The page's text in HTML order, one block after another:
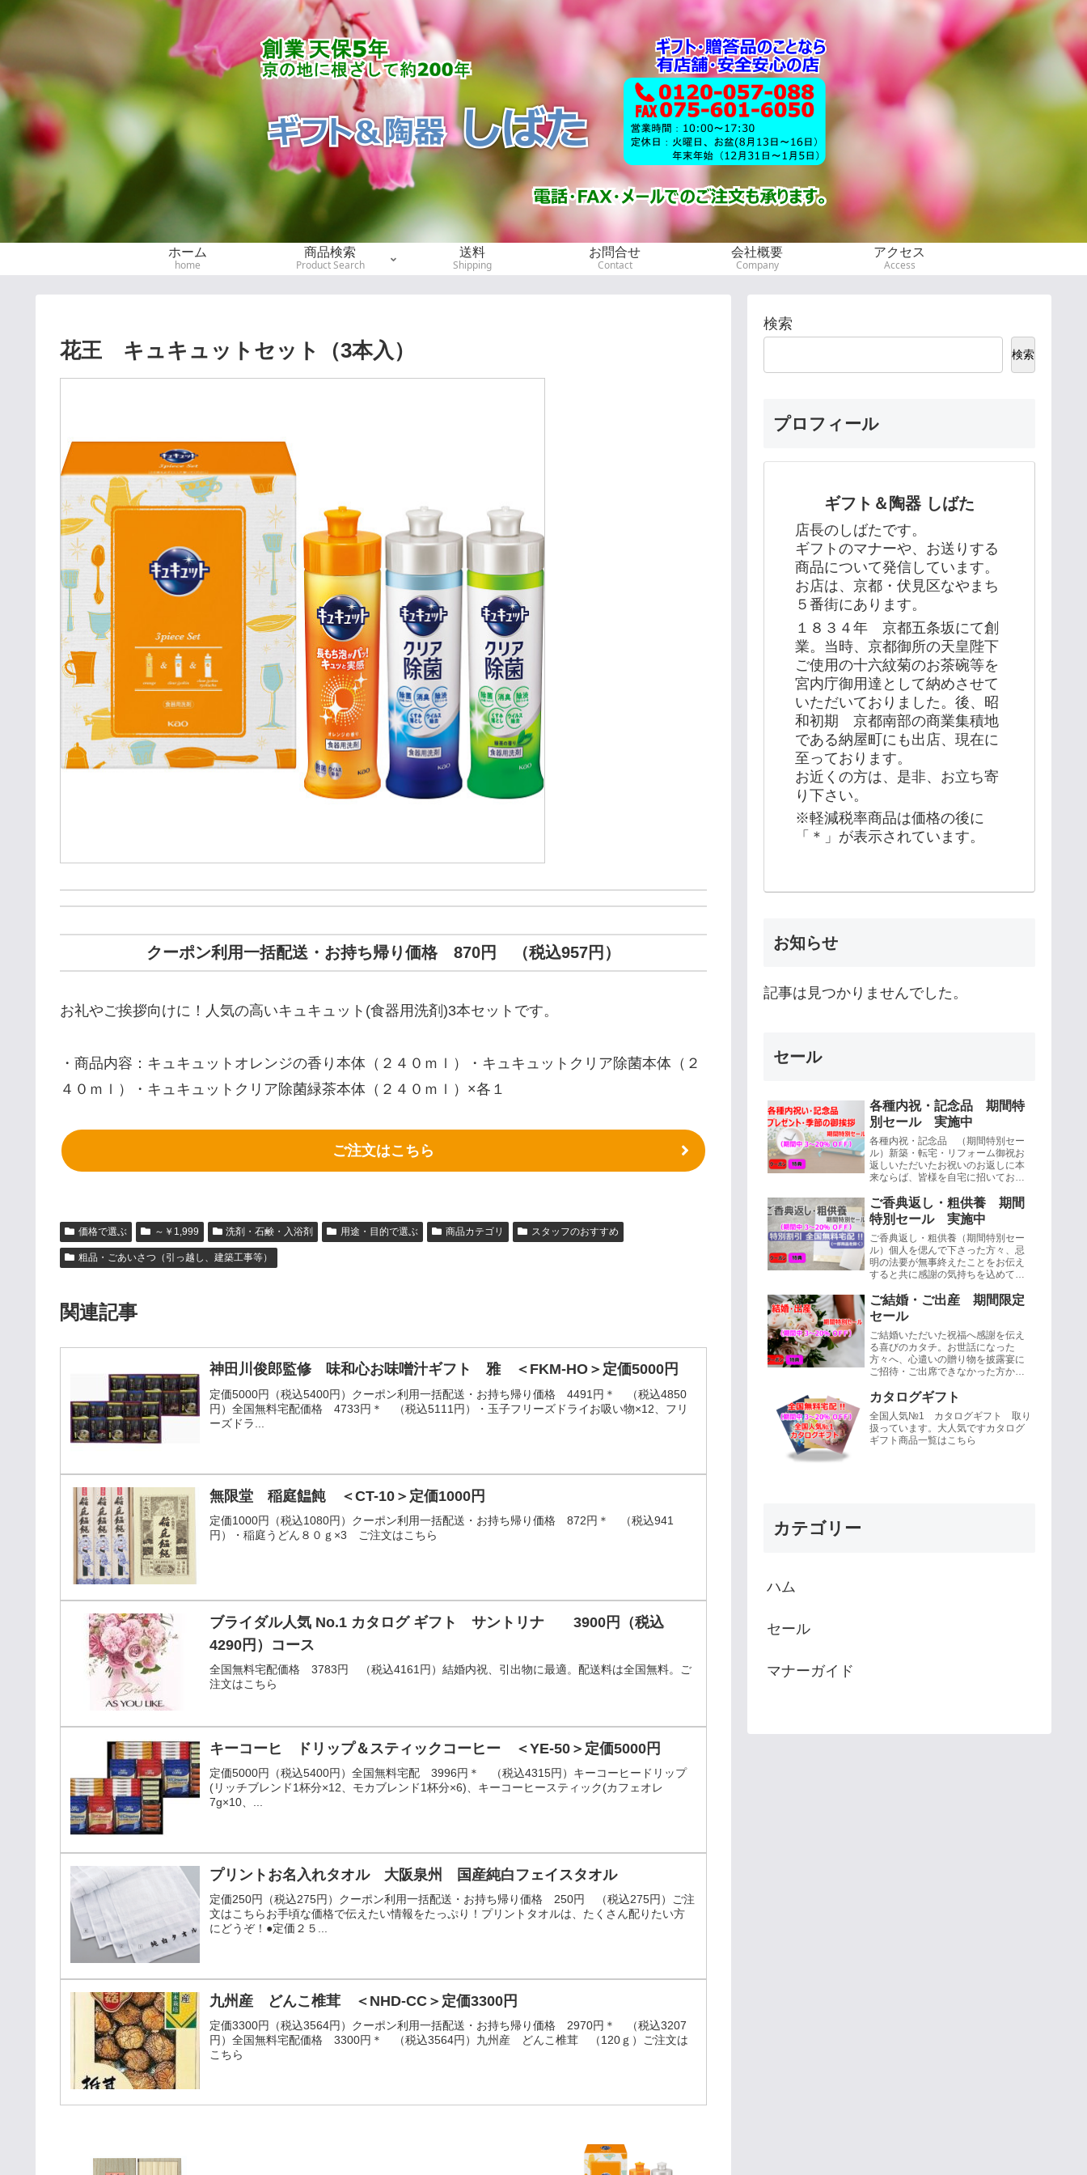
ホーム
home
商品検索
Product Search
送料
Shipping
お問合せ
Contact
会社概要
Company
アクセス
Access
花王 キュキュットセット（3本入）
クーポン利用一括配送・お持ち帰り価格 870円 （税込957円）
お礼やご挨拶向けに！人気の高いキュキュット(食器用洗剤)3本セットです。
・商品内容：キュキュットオレンジの香り本体（２４０ｍｌ）・キュキュットクリア除菌本体（２
４０ｍｌ）・キュキュットクリア除菌緑茶本体（２４０ｍｌ）×各１
ご注文はこちら
価格で選ぶ ～￥1,999 洗剤・石鹸・入浴剤 用途・目的で選ぶ 商品カテゴリ スタッフのおすすめ
粗品・ごあいさつ（引っ越し、建築工事等）
関連記事
神田川俊郎監修 味和心お味噌汁ギフト 雅 ＜FKM-HO＞定価5000円
定価5000円（税込5400円）クーポン利用一括配送・お持ち帰り価格 4491円＊ （税込4850
円）全国無料宅配価格 4733円＊ （税込5111円）・玉子フリーズドライお吸い物×12、フリ
ーズドラ...
無限堂 稲庭饂飩 ＜CT-10＞定価1000円
定価1000円（税込1080円）クーポン利用一括配送・お持ち帰り価格 872円＊ （税込941
円）・稲庭うどん８０ｇ×3 ご注文はこちら
ブライダル人気 No.1 カタログ ギフト サントリナ 3900円（税込
4290円）コース
全国無料宅配価格 3783円 （税込4161円）結婚内祝、引出物に最適。配送料は全国無料。ご
注文はこちら
キーコーヒ ドリップ＆スティックコーヒー ＜YE-50＞定価5000円
定価5000円（税込5400円）全国無料宅配 3996円＊ （税込4315円）キーコーヒードリップ
(リッチブレンド1杯分×12、モカブレンド1杯分×6)、キーコーヒースティック(カフェオレ
7g×10、...
プリントお名入れタオル 大阪泉州 国産純白フェイスタオル
定価250円（税込275円）クーポン利用一括配送・お持ち帰り価格 250円 （税込275円）ご注
文はこちらお手頃な価格で伝えたい情報をたっぷり！プリントタオルは、たくさん配りたい方
にどうぞ！●定価２５...
九州産 どんこ椎茸 ＜NHD-CC＞定価3300円
定価3300円（税込3564円）クーポン利用一括配送・お持ち帰り価格 2970円＊ （税込3207
円）全国無料宅配価格 3300円＊ （税込3564円）九州産 どんこ椎茸 （120ｇ）ご注文は
こちら
検索
検索
プロフィール
ギフト＆陶器 しばた
店長のしばたです。
ギフトのマナーや、お送りする
商品について発信しています。
お店は、京都・伏見区なやまち
５番街にあります。
１８３４年 京都五条坂にて創
業。当時、京都御所の天皇陛下
ご使用の十六紋菊のお茶碗等を
宮内庁御用達として納めさせて
いただいておりました。後、昭
和初期 京都南部の商業集積地
である納屋町にも出店、現在に
至っております。
お近くの方は、是非、お立ち寄
り下さい。
※軽減税率商品は価格の後に
「＊」が表示されています。
お知らせ
記事は見つかりませんでした。
セール
各種内祝・記念品 期間特
別セール 実施中
各種内祝・記念品 （期間特別セー
ル）新築・転宅・リフォーム御祝お
返しいただいたお祝いのお返しに本
来ならば、皆様を自宅に招いてお披
かったり、実際お客様を呼ぶのはと
ても・・...
ご香典返し・粗供養 期間
特別セール 実施中
ご香典返し・粗供養（期間特別セー
ル）個人を偲んで下さった方々、忌
明の法要が無事終えたことをお伝え
すると共に感謝の気持ちを込めて三
に品物を送る習慣、これを香典返し
と言いま...
ご結婚・ご出産 期間限定
セール
ご結婚いただいた祝福へ感謝を伝え
る喜びのカタチ。お世話になった
方々へ、心遣いの贈り物を披露宴に
ご招待・ご出席できなかった方から
いた場合にお送りするのが内祝で
す。（挙式後...
カタログギフト
全国人気№1 カタログギフト 取り
扱っています。大人気ですカタログ
ギフト商品一覧はこちら
カテゴリー
ハム
セール
マナーガイド